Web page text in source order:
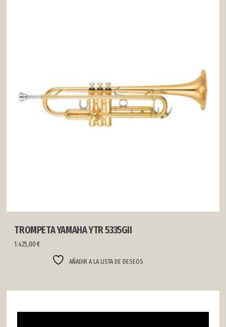
TROMPETA YAMAHA YTR 5335GII
1.425,00€
AÑADIR A LA LISTA DE DESEOS